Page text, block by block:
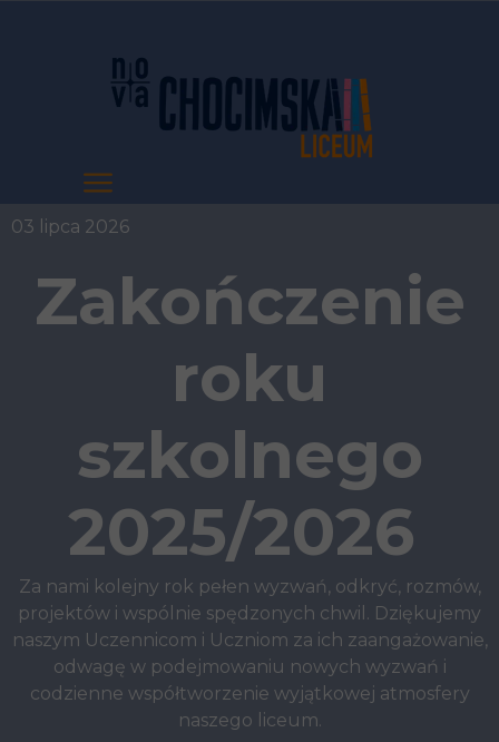
Za nami kolejny rok pełen wyzwań, odkryć, rozmów,
projektów i wspólnie spędzonych chwil. Dziękujemy
naszym Uczennicom i Uczniom za ich zaangażowanie,
odwagę w podejmowaniu nowych wyzwań i
codzienne współtworzenie wyjątkowej atmosfery
naszego liceum.
Zakończenie
roku
szkolnego
2025/2026
03 lipca 2026